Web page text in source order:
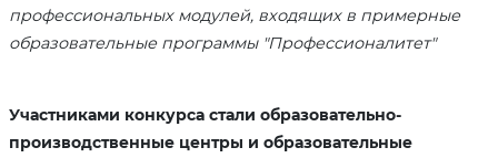
профессиональных модулей, входящих в примерные
образовательные программы "Профессионалитет"
Участниками конкурса стали образовательно-
производственные центры и образовательные